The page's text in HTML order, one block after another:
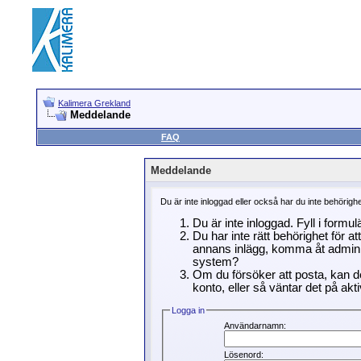
Kalimera Grekland
Meddelande
FAQ
Meddelande
Du är inte inloggad eller också har du inte
Du är inte inloggad. Fyll i
Du har inte rätt behörighet för
annans inlägg, komma åt
system?
Om du försöker att posta, kan
konto, eller så väntar det på
Logga in
Användarnamn:
Lösenord: